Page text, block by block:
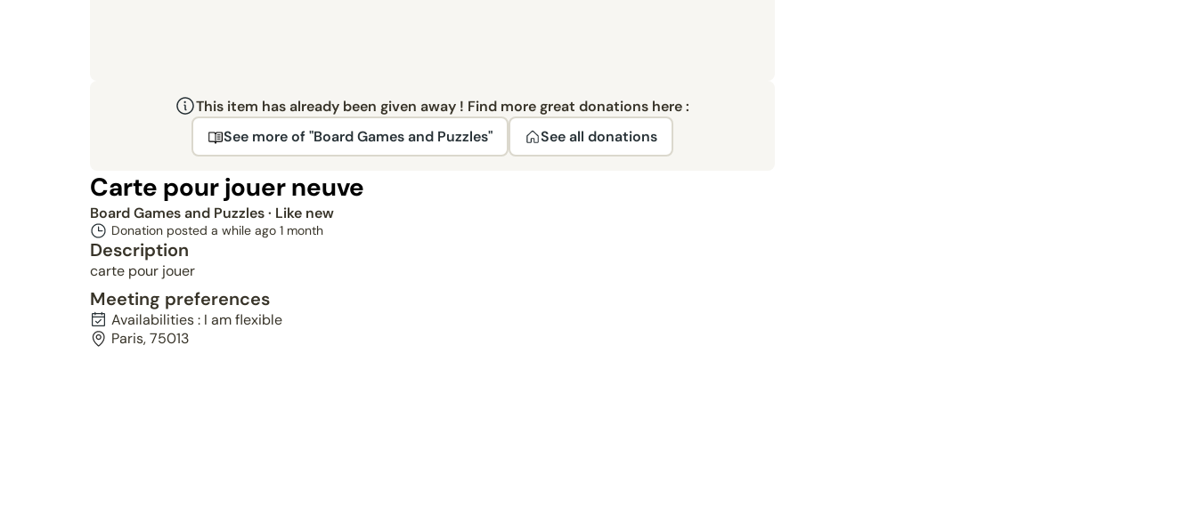
This item has already been given away ! Find more great donations here :
See more of "Board Games and Puzzles"
See all donations
Carte pour jouer neuve
Board Games and Puzzles· Like new
Donation posted a while ago 1 month
Description
carte pour jouer
Meeting preferences
Availabilities : I am flexible
Paris, 75013